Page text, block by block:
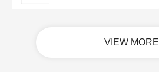
VIEW MORE